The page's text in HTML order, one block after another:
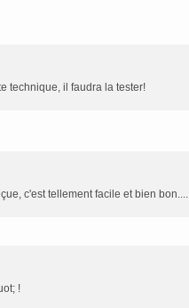
technique, il faudra la tester!
c'est tellement facile et bien bon....
!